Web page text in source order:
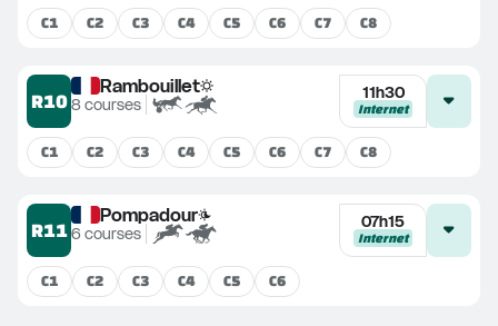
C1 C2 C3 C4 C5 C6 C7 C8
R10
Rambouillet
8 courses
11h30
Internet
C1 C2 C3 C4 C5 C6 C7 C8
R11
Pompadour
6 courses
07h15
Internet
C1 C2 C3 C4 C5 C6